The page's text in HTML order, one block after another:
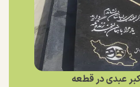
عبدی در قطعه